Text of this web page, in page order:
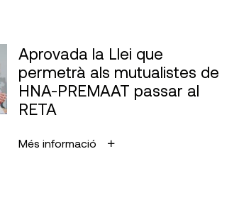
Aprovada la Llei que
permetrà als mutualistes de
HNA-PREMAAT passar al
RETA
Més informació